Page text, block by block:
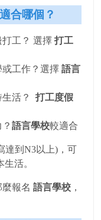
合哪個？
工？ 選擇 打工
工作？ 選擇 語言
活？ 打工度假
語言學校較適合
達到N3以上)，可
活。
報名 語言學校 ，